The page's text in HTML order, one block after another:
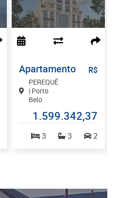
Apartamento
PEREQUÊ
| Porto
Belo
R$
1.599.342,37
3 3
2